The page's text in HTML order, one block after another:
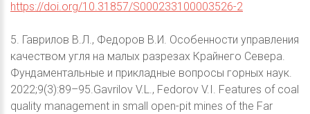
https://doi.org/10.31857/S000233100003526-2
5. Гаврилов В.Л., Федоров В.И. Особенности управления
качеством угля на малых разрезах Крайнего Севера.
Фундаментальные и прикладные вопросы горных наук.
2022;9(3):89–95.Gavrilov V.L., Fedorov V.I. Features of coal
quality management in small open-pit mines of the Far